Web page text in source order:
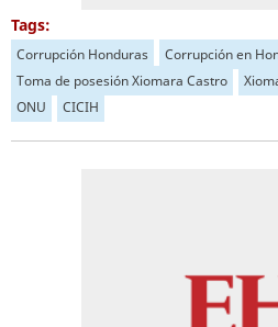
Tags:
Corrupción Honduras
Corrupción en
Toma de posesión Xiomara Castro
ONU
CICIH